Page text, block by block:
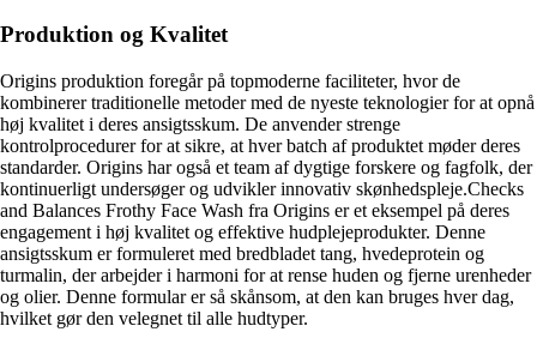
Produktion og Kvalitet
Origins produktion foregår på topmoderne faciliteter, hvor de
kombinerer traditionelle metoder med de nyeste teknologier for at opnå
høj kvalitet i deres ansigtsskum. De anvender strenge
kontrolprocedurer for at sikre, at hver batch af produktet møder deres
standarder. Origins har også et team af dygtige forskere og fagfolk, der
kontinuerligt undersøger og udvikler innovativ skønhedspleje.Checks
and Balances Frothy Face Wash fra Origins er et eksempel på deres
engagement i høj kvalitet og effektive hudplejeprodukter. Denne
ansigtsskum er formuleret med bredbladet tang, hvedeprotein og
turmalin, der arbejder i harmoni for at rense huden og fjerne urenheder
og olier. Denne formular er så skånsom, at den kan bruges hver dag,
hvilket gør den velegnet til alle hudtyper.